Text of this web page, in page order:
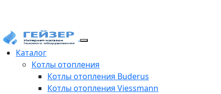
Каталог
Котлы отопления
Котлы отопления Buderus
Котлы отопления Viessmann